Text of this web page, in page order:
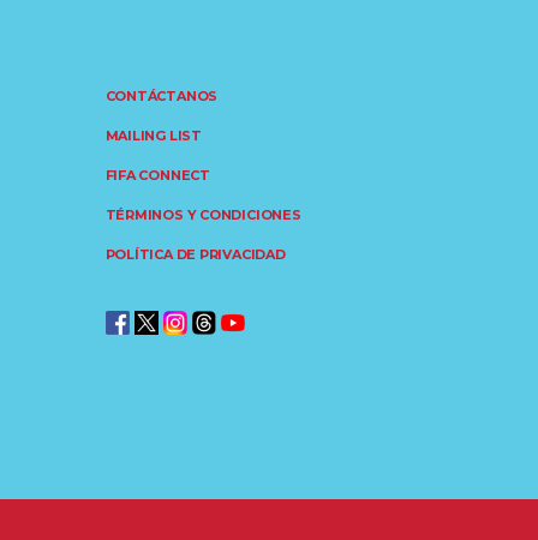
CONTÁCTANOS
MAILING LIST
FIFA CONNECT
TÉRMINOS Y CONDICIONES
POLÍTICA DE PRIVACIDAD